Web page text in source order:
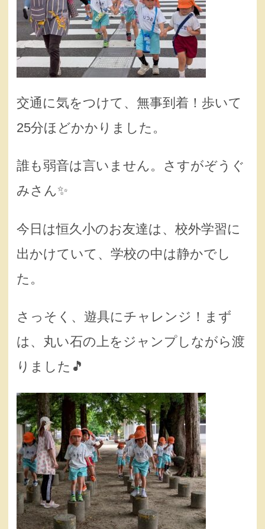
交通に気をつけて、無事到着！歩いて
25分ほどかかりました。
誰も弱音は言いません。さすがぞうぐ
みさん✨
今日は恒久小のお友達は、校外学習に
出かけていて、学校の中は静かでし
た。
さっそく、遊具にチャレンジ！まず
は、丸い石の上をジャンプしながら渡
りました🎵